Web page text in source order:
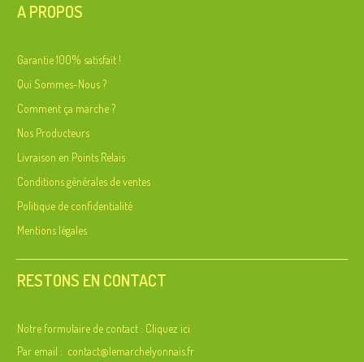
A PROPOS
Garantie 100% satisfait !
Qui Sommes-Nous ?
Comment ça marche ?
Nos Producteurs
Livraison en Points Relais
Conditions générales de ventes
Politique de confidentialité
Mentions légales
RESTONS EN CONTACT
Notre formulaire de contact : Cliquez ici
Par email : contact@lemarchelyonnais.fr